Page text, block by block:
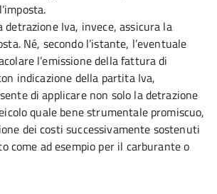
detrazione Iva, invece, assicura la
Né, secondo l’istante, l’eventuale
l’emissione della fattura di
indicazione della partita Iva,
di applicare non solo la detrazione
quale bene strumentale promiscuo,
dei costi successivamente sostenuti
come ad esempio per il carburante o